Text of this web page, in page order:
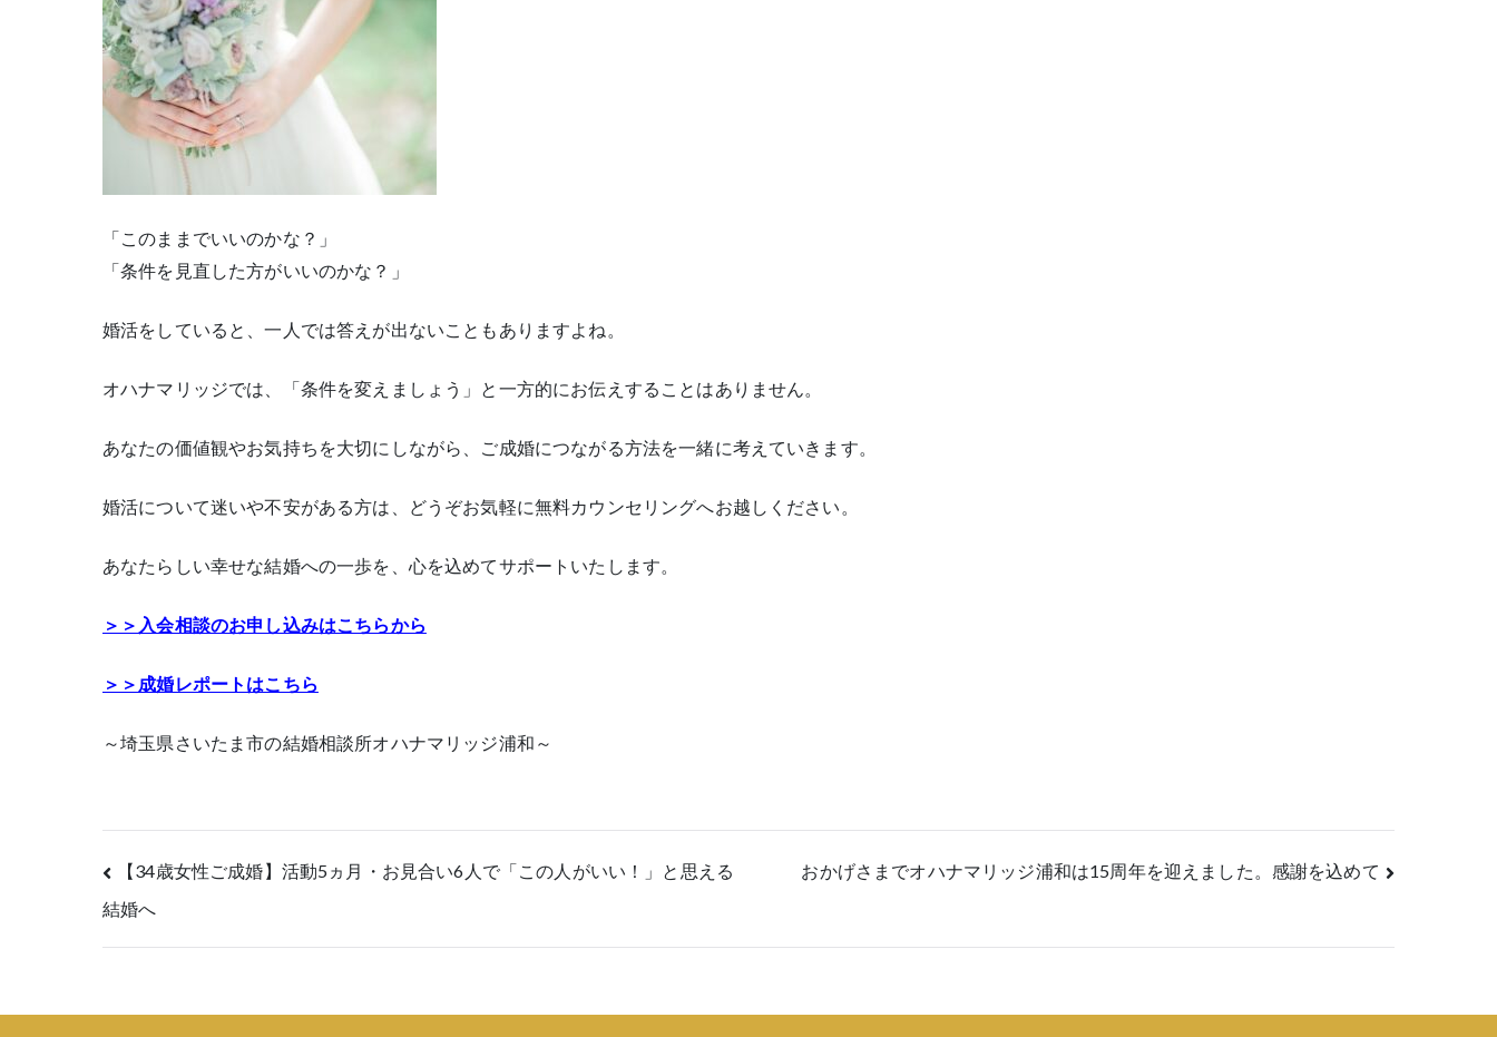
「このままでいいのかな？」
「条件を見直した方がいいのかな？」
婚活をしていると、一人では答えが出ないこともありますよね。
オハナマリッジでは、「条件を変えましょう」と一方的にお伝えすることはありません。
あなたの価値観やお気持ちを大切にしながら、ご成婚につながる方法を一緒に考えていきます。
婚活について迷いや不安がある方は、どうぞお気軽に無料カウンセリングへお越しください。
あなたらしい幸せな結婚への一歩を、心を込めてサポートいたします。
＞＞入会相談のお申し込みはこちらから
＞＞成婚レポートはこちら
～埼玉県さいたま市の結婚相談所オハナマリッジ浦和～
投
稿
ビ
【34歳女性ご成婚】活動5ヵ月・お見合い6人で「この人がいい！」と思える
結婚へ
おかげさまでオハナマリッジ浦和は15周年を迎えました。感謝を込めて